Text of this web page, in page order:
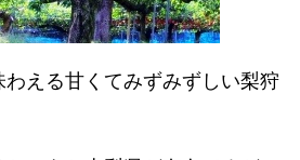
える甘くてみずみずしい梨狩